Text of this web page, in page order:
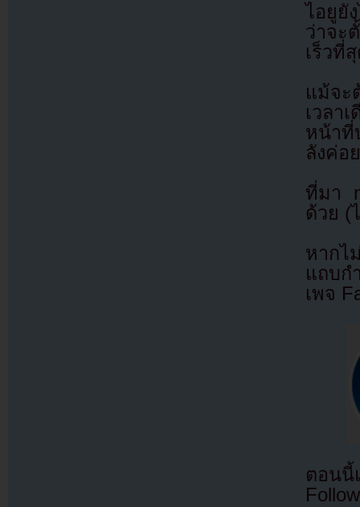
ไอยูยั
ว่าจะ
เร็วที่
แม้จะ
เวล
หน้าที่
ลังค่อ
ที่มา
ด้วย (
หากไ
แถบก
เพจ
ตอนนี้